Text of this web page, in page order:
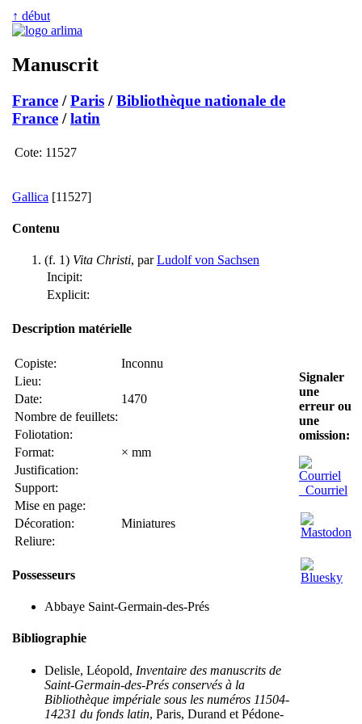
↑ début
Manuscrit
France /Paris /Bibliothèque nationale de
France /latin
Cote: 11527
Gallica [11527]
Contenu
(f. 1) Vita Christi, parLudolf von Sachsen
Incipit:
Explicit:
Description matérielle
Copiste:
Inconnu
Lieu:
Date:
1470
Nombre de feuillets:
Foliotation:
Format:
× mm
Justification:
Support:
Mise en page:
Décoration:
Miniatures
Reliure:
Possesseurs
Abbaye Saint-Germain-des-Prés
Bibliographie
Delisle, Léopold, Inventaire des manuscrits de
Saint-Germain-des-Prés conservés à la
Bibliothèque impériale sous les numéros 11504-
14231 du fonds latin, Paris, Durand et Pédone-
Signaler
une
erreur ou
une
omission:
Courriel